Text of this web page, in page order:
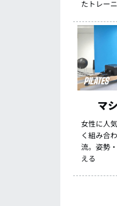
たトレー
PILATES
マ
女性に人
く組み合
流。姿勢
える